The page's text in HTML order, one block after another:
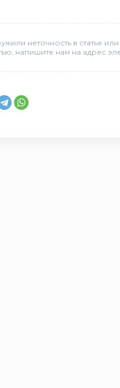
неточность в статье
напишите нам на адрес